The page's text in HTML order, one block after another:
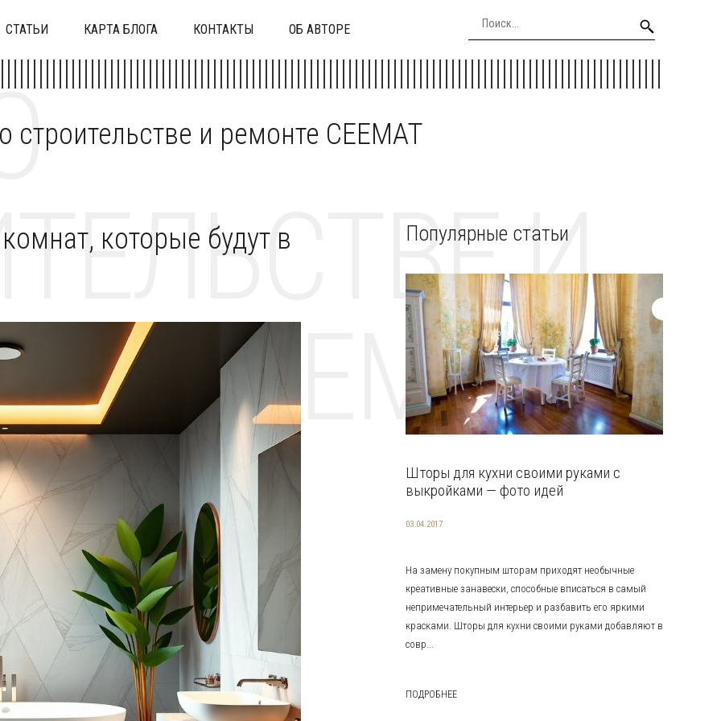
СТАТЬИ КАРТА БЛОГА КОНТАКТЫ ОБ АВТОРЕ
строительстве и ремонте CEEMAT
И
CEEMAT
которые будут в Популярные статьи
Шторы для кухни своими руками с
выкройками — фото идей
03.04.2017
На замену покупным шторам приходят необычные
креативные занавески, способные вписаться в самый
непримечательный интерьер и разбавить его яркими
красками. Шторы для кухни своими руками добавляют в
совр...
ПОДРОБНЕЕ